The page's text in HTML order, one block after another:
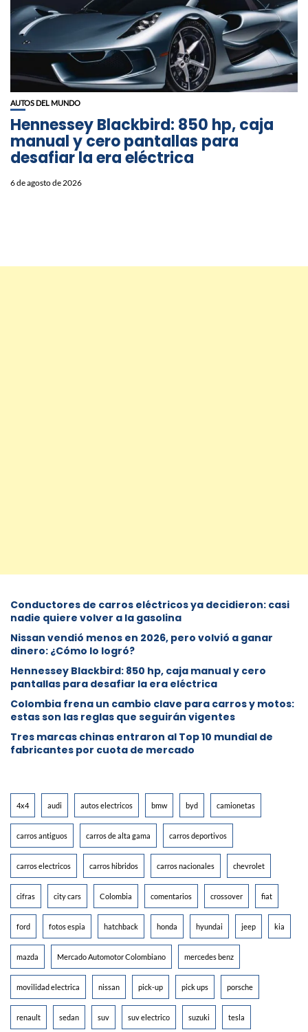
AUTOS DEL MUNDO
Hennessey Blackbird: 850 hp, caja
manual y cero pantallas para
desafiar la era eléctrica
6 de agosto de 2026
Conductores de carros eléctricos ya decidieron: casi
nadie quiere volver a la gasolina
Nissan vendió menos en 2026, pero volvió a ganar
dinero: ¿Cómo lo logró?
Hennessey Blackbird: 850 hp, caja manual y cero
pantallas para desafiar la era eléctrica
Colombia frena un cambio clave para carros y motos:
estas son las reglas que seguirán vigentes
Tres marcas chinas entraron al Top 10 mundial de
fabricantes por cuota de mercado
4x4 audi autos electricos bmw byd camionetas
carros antiguos carros de alta gama carros deportivos
carros electricos carros hibridos carros nacionales chevrolet
cifras city cars Colombia comentarios crossover fiat
ford fotos espia hatchback honda hyundai jeep kia
mazda Mercado Automotor Colombiano mercedes benz
movilidad electrica nissan pick-up pick ups porsche
renault sedan suv suv electrico suzuki tesla